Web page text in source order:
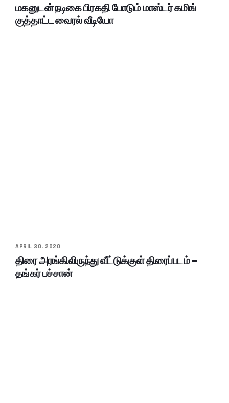
மகனுடன் நடிகை பிரகதி போடும் மாஸ்டர் கமிங்
குத்தாட்ட வைரல் வீடியோ
APRIL 30, 2020
திரை அரங்கிலிருந்து வீட்டுக்குள் திரைப்படம் –
தங்கர் பச்சான்